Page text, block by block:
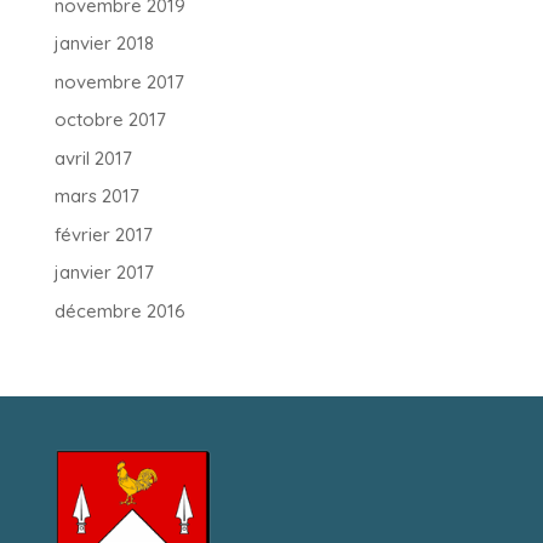
novembre 2019
janvier 2018
novembre 2017
octobre 2017
avril 2017
mars 2017
février 2017
janvier 2017
décembre 2016